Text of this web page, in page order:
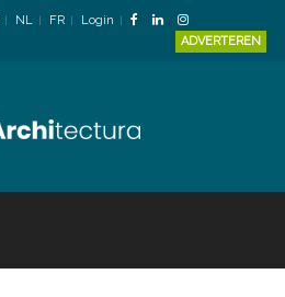
NL FR
Login
ADVERTEREN